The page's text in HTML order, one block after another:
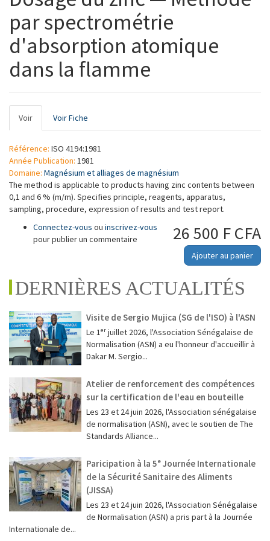
par spectrométrie
d'absorption atomique
dans la flamme
Onglets
principaux
Voir (onglet
actif)
Voir Fiche
Référence: ISO 4194:1981
Année Publication: 1981
Domaine: Magnésium et alliages de magnésium
The method is applicable to products having zinc contents between
0,1 and 6 % (m/m). Specifies principle, reagents, apparatus,
sampling, procedure, expression of results and test report.
26 500 F CFA
Ajouter au panier
Connectez-vous ou inscrivez-vous
pour publier un commentaire
DERNIÈRES ACTUALITÉS
Visite de Sergio Mujica (SG de l'ISO) à l'ASN
Le 1ᵉʳ juillet 2026, l'Association Sénégalaise de
Normalisation (ASN) a eu l'honneur d'accueillir à
Dakar M. Sergio...
Atelier de renforcement des compétences
sur la certification de l'eau en bouteille
Les 23 et 24 juin 2026, l'Association sénégalaise
de normalisation (ASN), avec le soutien de The
Standards Alliance...
Paricipation à la 5ᵉ Journée Internationale
de la Sécurité Sanitaire des Aliments
(JISSA)
‎Les 23 et 24 juin 2026, l'Association Sénégalaise
de Normalisation (ASN) a pris part à la Journée
Internationale de...